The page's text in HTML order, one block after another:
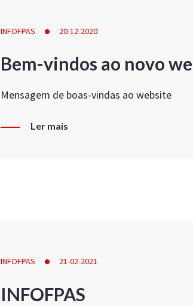
INFOFPAS 20-12-2020
Bem-vindos ao novo
Mensagem de boas-vindas ao website
Ler mais
INFOFPAS 21-02-2021
INFOFPAS